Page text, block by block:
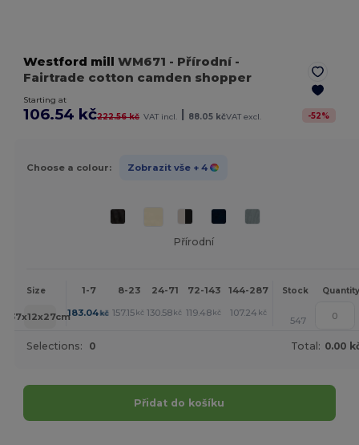
Westford mill WM671 - Přírodní -
Fairtrade cotton camden shopper
Starting at
106.54 kč222.56 kč VAT incl. | 88.05 kčVAT excl. -52%
Choose a colour: Zobrazit vše + 4
Přírodní
Size 1-7 8-23 24-71 72-143 144-287 288 + More
Stock Quantity
37x12x27cm183.04kč 157.15 kč 130.58 kč 119.48 kč 107.24 kč +
547
Selections: 0 Total: 0.00
Přidat do košíku